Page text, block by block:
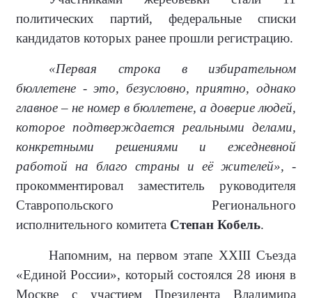
политических партий, федеральные списки
кандидатов которых ранее прошли регистрацию.
«Первая строка в избирательном
бюллетене - это, безусловно, приятно, однако
главное – не номер в бюллетене, а доверие людей,
которое подтверждается реальными делами,
конкретными решениями и ежедневной
работой на благо страны и её жителей», -
прокомментировал заместитель руководителя
Ставропольского Регионального
исполнительного комитета Степан Кобель.
Напомним, на первом этапе XXIII Съезда
«Единой России», который состоялся 28 июня в
Москве с участием Президента Владимира